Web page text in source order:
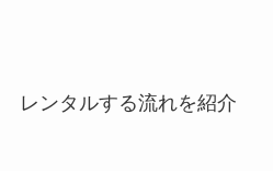
レンタルする流れを紹介